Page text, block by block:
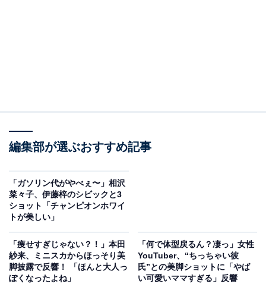
編集部が選ぶおすすめ記事
「ガソリン代がやべぇ〜」相沢
菜々子、伊藤梓のシビックと3
ショット「チャンピオンホワイ
トが美しい」
「痩せすぎじゃない？！」本田
紗来、ミニスカからほっそり美
脚披露で反響！ 「ほんと大人っ
ぽくなったよね」
「何で体型戻るん？凄っ」女性
YouTuber、“ちっちゃい彼
氏”との美脚ショットに「やば
い可愛いママすぎる」反響